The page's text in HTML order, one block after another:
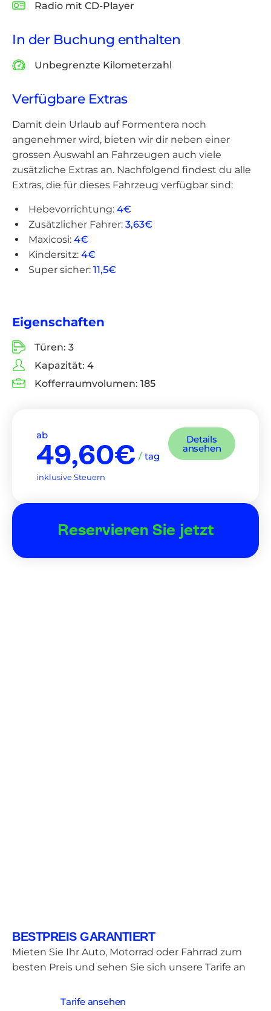
Radio mit CD-Player
In der Buchung enthalten
Unbegrenzte Kilometerzahl
Verfügbare Extras
Damit dein Urlaub auf Formentera noch
angenehmer wird, bieten wir dir neben einer
grossen Auswahl an Fahrzeugen auch viele
zusätzliche Extras an. Nachfolgend findest du alle
Extras, die für dieses Fahrzeug verfügbar sind:
Hebevorrichtung: 4€
Zusätzlicher Fahrer: 3,63€
Maxicosi: 4€
Kindersitz: 4€
Super sicher: 11,5€
Eigenschaften
Türen: 3
Kapazität: 4
Kofferraumvolumen: 185
ab
49,60€ / tag
inklusive Steuern
Details
ansehen
Reservieren Sie jetzt
BESTPREIS GARANTIERT
Mieten Sie Ihr Auto, Motorrad oder Fahrrad zum
besten Preis und sehen Sie sich unsere Tarife an
Tarife ansehen